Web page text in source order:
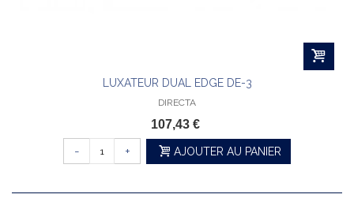
LUXATEUR DUAL EDGE DE-3
DIRECTA
107,43 €
- + AJOUTER AU PANIER